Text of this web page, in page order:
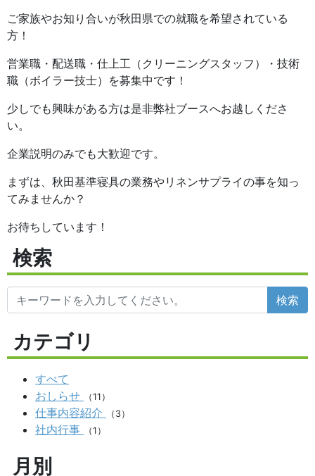
ご家族やお知り合いが秋田県での就職を希望されている
方！
営業職・配送職・仕上工（クリーニングスタッフ）・技術
職（ボイラー技士）を募集中です！
少しでも興味がある方は是非弊社ブースへお越しくださ
い。
企業説明のみでも大歓迎です。
まずは、秋田基準寝具の業務やリネンサプライの事を知っ
てみませんか？
お待ちしています！
検索
検索
カテゴリ
すべて
おしらせ
（11）
仕事内容紹介 （3）
社内行事 （1）
月別